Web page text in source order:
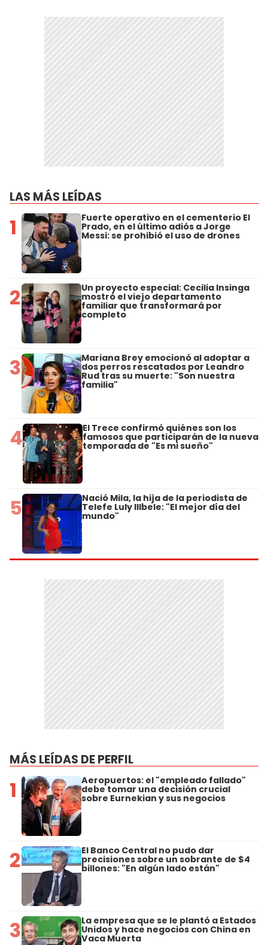
LAS MÁS LEÍDAS
1 Fuerte operativo en el cementerio El
Prado, en el último adiós a Jorge
Messi: se prohibió el uso de drones
2 Un proyecto especial: Cecilia Insinga
mostró el viejo departamento
familiar que transformará por
completo
3 Mariana Brey emocionó al adoptar a
dos perros rescatados por Leandro
Rud tras su muerte: "Son nuestra
familia"
4 El Trece confirmó quiénes son los
famosos que participarán de la nueva
temporada de "Es mi sueño"
5 Nació Mila, la hija de la periodista de
Telefe Luly Illbele: "El mejor día del
mundo"
MÁS LEÍDAS DE PERFIL
1 Aeropuertos: el "empleado fallado"
debe tomar una decisión crucial
sobre Eurnekian y sus negocios
2 El Banco Central no pudo dar
precisiones sobre un sobrante de $4
billones: "En algún lado están"
3 La empresa que se le plantó a Estados
Unidos y hace negocios con China en
Vaca Muerta